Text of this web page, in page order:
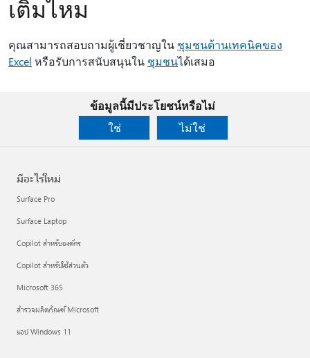
เติมไหม
คุณสามารถสอบถามผู้เชี่ยวชาญใน ชุมชนด้านเทคนิคของ
Excel หรือรับการสนับสนุนใน ชุมชนได้เสมอ
ข้อมูลนี้มีประโยชน์หรือไม่
ใช่
ไม่ใช่
มีอะไรใหม่
Surface Pro
Surface Laptop
Copilot สำหรับองค์กร
Copilot สำหรับใช้ส่วนตัว
Microsoft 365
สำรวจผลิตภัณฑ์ Microsoft
แอป Windows 11